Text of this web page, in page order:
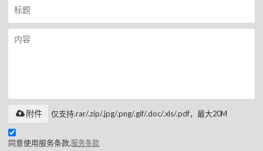
仅支持.rar/.zip/.jpg/.png/.gif/.doc/.xls/.pdf，最大20M
附件
同意使用服务条款,服务条款